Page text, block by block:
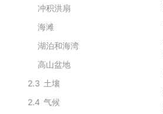
冲积洪扇
海滩
湖泊和海湾
高山盆地
2.3 土壤
2.4 气候